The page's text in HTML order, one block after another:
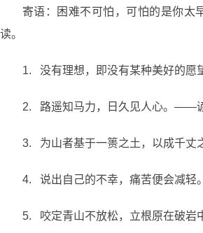
寄语：困难不可怕，可怕的是你太
读。
1. 没有理想，即没有某种美好的
2. 路遥知马力，日久见人心。——
3. 为山者基于一篑之土，以成千
4. 说出自己的不幸，痛苦便会减
5. 咬定青山不放松，立根原在破